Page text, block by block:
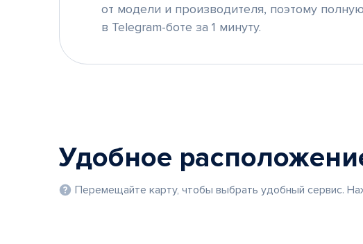
от модели и производителя, поэтому
в Telegram-боте за 1 минуту.
Удобное
Перемещайте карту, чтобы выбрать удобный сервис.